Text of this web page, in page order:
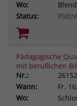
Wo:
Status:
Pädagogische
mit beruflichen
Nr.:
Wann:
Fr.
Wo: